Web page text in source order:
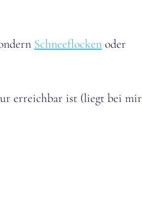
Schneeflocken oder
erreichbar ist (liegt bei mir